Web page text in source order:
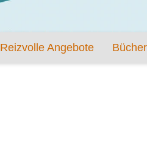
Reizvolle Angebote Bücher